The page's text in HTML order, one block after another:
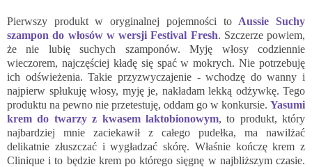
Pierwszy produkt w oryginalnej pojemności to Aussie Suchy
szampon do włosów w wersji Festival Fresh. Szczerze powiem,
że nie lubię suchych szamponów. Myję włosy codziennie
wieczorem, najczęściej kładę się spać w mokrych. Nie potrzebuję
ich odświeżenia. Takie przyzwyczajenie - wchodzę do wanny i
najpierw spłukuję włosy, myję je, nakładam lekką odżywkę. Tego
produktu na pewno nie przetestuję, oddam go w konkursie. Yasumi
krem do twarzy z kwasem laktobionowym, to produkt, który
najbardziej mnie zaciekawił z całego pudełka, ma nawilżać
delikatnie złuszczać i wygładzać skórę. Właśnie kończę krem z
Clinique i to będzie krem po którego sięgnę w najbliższym czasie.